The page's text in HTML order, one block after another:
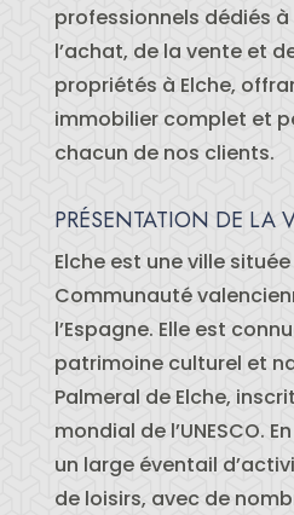
professionnels dédiés
l’achat, de la vente et
propriétés à Elche,
immobilier complet et
chacun de nos clients.
PRÉSENTATION DE LA
Elche est une ville
Communauté
l’Espagne. Elle est
patrimoine culturel et
Palmeral de Elche,
mondial de l’UNESCO.
un large éventail
de loisirs, avec de